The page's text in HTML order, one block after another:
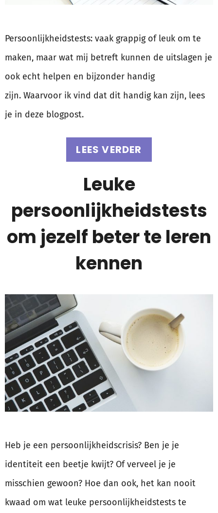
Persoonlijkheidstests: vaak grappig of leuk om te
maken, maar wat mij betreft kunnen de uitslagen je
ook echt helpen en bijzonder handig
zijn. Waarvoor ik vind dat dit handig kan zijn, lees
je in deze blogpost.
LEES VERDER
Leuke
persoonlijkheidstests
om jezelf beter te leren
kennen
Heb je een persoonlijkheidscrisis? Ben je je
identiteit een beetje kwijt? Of verveel je je
misschien gewoon? Hoe dan ook, het kan nooit
kwaad om wat leuke persoonlijkheidstests te